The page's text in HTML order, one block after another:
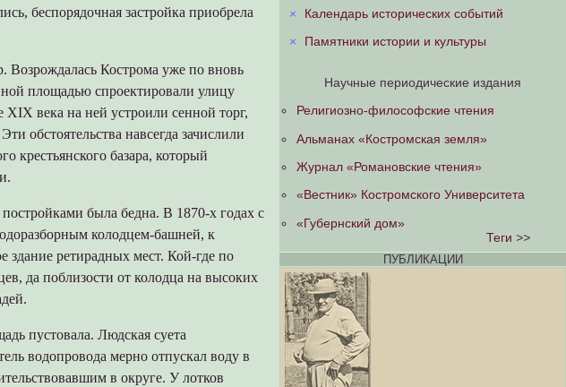
беспорядочная застройка приобрела
Возрождалась Кострома уже по вновь
площадью спроектировали улицу
века на ней устроили сенной торг,
обстоятельства навсегда зачислили
крестьянского базара, который
была бедна. В 1870-х годах с
колодцем-башней, к
здание ретирадных мест. Кой-где по
да поблизости от колодца на высоких
пустовала. Людская суета
водопровода мерно отпускал воду в
в округе. У лотков
Календарь исторических событий
Памятники истории и культуры
Научные периодические издания
Религиозно-философские чтения
Альманах «Костромская земля»
Журнал «Романовские чтения»
«Вестник» Костромского Университета
«Губернский дом»
Теги >>
ПУБЛИКАЦИИ